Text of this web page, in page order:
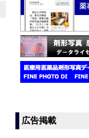
広告掲載